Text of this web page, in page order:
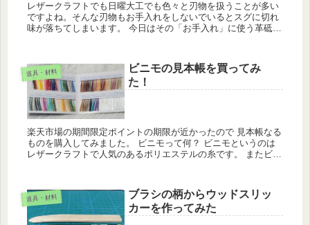
レザークラフトでも日曜大工でも色々と刃物を扱うことが多い
ですよね。そんな刃物もお手入れをしないでいるとスグに切れ
味が落ちてしまいます。 今日はその「お手入れ」に使う革砥の
道具・材料
ビニモの見本帳を買ってみ
た！
楽天市場の期間限定ポイントの期限が近かったので 見本帳なる
ものを購入してみました。 ビニモって何？ ビニモというのは
レザークラフトで人気のあるポリエステルの糸です。 またビニ
道具・材料
ブラシの柄からウッドスリッ
カーを作ってみた